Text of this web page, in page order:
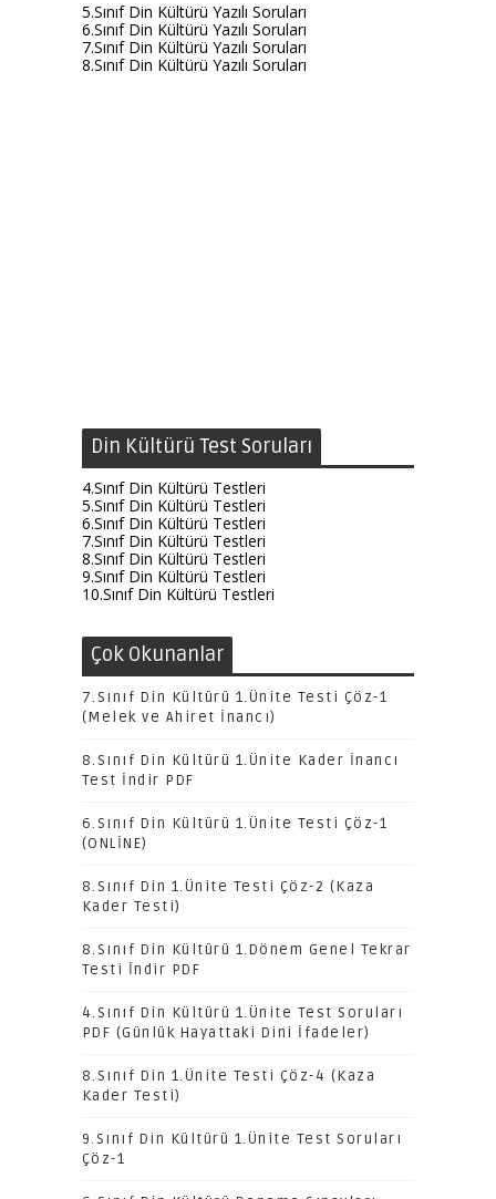
5.Sınıf Din Kültürü Yazılı Soruları
6.Sınıf Din Kültürü Yazılı Soruları
7.Sınıf Din Kültürü Yazılı Soruları
8.Sınıf Din Kültürü Yazılı Soruları
Din Kültürü Test Soruları
4.Sınıf Din Kültürü Testleri
5.Sınıf Din Kültürü Testleri
6.Sınıf Din Kültürü Testleri
7.Sınıf Din Kültürü Testleri
8.Sınıf Din Kültürü Testleri
9.Sınıf Din Kültürü Testleri
10.Sınıf Din Kültürü Testleri
Çok Okunanlar
7.Sınıf Din Kültürü 1.Ünite Testi Çöz-1
(Melek ve Ahiret İnancı)
8.Sınıf Din Kültürü 1.Ünite Kader İnancı
Test İndir PDF
6.Sınıf Din Kültürü 1.Ünite Testi Çöz-1
(ONLİNE)
8.Sınıf Din 1.Ünite Testi Çöz-2 (Kaza
Kader Testi)
8.Sınıf Din Kültürü 1.Dönem Genel Tekrar
Testi İndir PDF
4.Sınıf Din Kültürü 1.Ünite Test Soruları
PDF (Günlük Hayattaki Dini İfadeler)
8.Sınıf Din 1.Ünite Testi Çöz-4 (Kaza
Kader Testi)
9.Sınıf Din Kültürü 1.Ünite Test Soruları
Çöz-1